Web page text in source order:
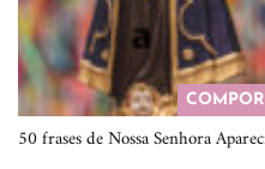
50 frases de Nossa Senhora